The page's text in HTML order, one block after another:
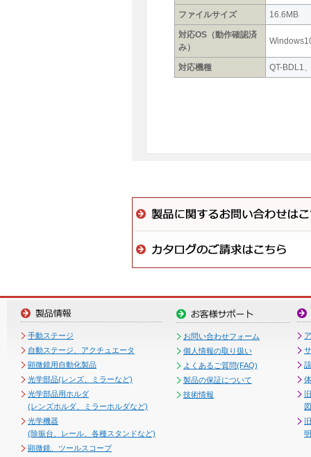
ファイルサイズ 16.6MB
対応OS（動作確認済
み）
対応機種 QT-BDL1
手動ステージ
自動ステージ、アクチュエータ
顕微鏡用自動化製品
光学部品(レンズ、ミラーなど)
光学部品用ホルダ
(レンズホルダ、ミラーホルダなど)
光学機器
(除振台、レール、各種スタンドなど)
顕微鏡、ツールスコープ
お問い合わせフォーム
個人情報の取り扱い
よくあるご質問(FAQ)
製品の保証について
技術情報